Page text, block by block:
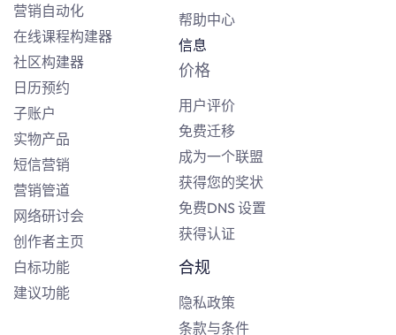
营销自动化
在线课程构建器
社区构建器
日历预约
子账户
实物产品
短信营销
营销管道
网络研讨会
创作者主页
白标功能
建议功能
帮助中心
信息
价格
用户评价
免费迁移
成为一个联盟
获得您的奖状
免费DNS 设置
获得认证
合规
隐私政策
条款与条件